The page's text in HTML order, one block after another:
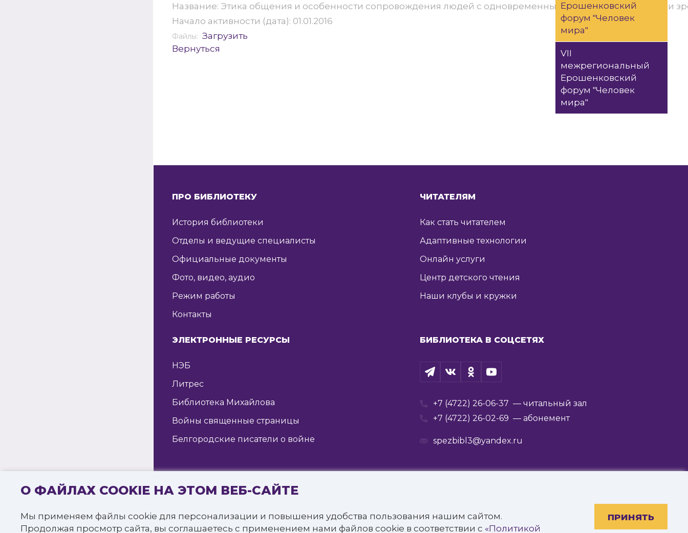
О ФАЙЛАХ COOKIE НА ЭТОМ ВЕБ-САЙТЕ
Мы применяем файлы cookie для персонализации и повышения удобства пользования нашим сайтом.
Продолжая просмотр сайта, вы соглашаетесь с применением нами файлов cookie в соответствии с «Политикой
ПРИНЯТЬ
Название: Этика общения и особенности сопровождения людей с одновременными нарушениями слуха и
Начало активности (дата): 01.01.2016
Файлы: Загрузить
Вернуться
Ерошенковский
форум "Человек
мира"
VII
межрегиональный
Ерошенковский
форум "Человек
мира"
ПРО БИБЛИОТЕКУ
История библиотеки
Отделы и ведущие специалисты
Официальные документы
Фото, видео, аудио
Режим работы
Контакты
ЧИТАТЕЛЯМ
Как стать читателем
Адаптивные технологии
Онлайн услуги
Центр детского чтения
Наши клубы и кружки
ЭЛЕКТРОННЫЕ РЕСУРСЫ
НЭБ
Литрес
Библиотека Михайлова
Войны священные страницы
Белгородские писатели о войне
БИБЛИОТЕКА В СОЦСЕТЯХ
+7 (4722) 26-06-37 — читальный зал
+7 (4722) 26-02-69 — абонемент
spezbibl3@yandex.ru
© 2016—2022 Государственное бюджетное учреждение культуры
Все права защищены.